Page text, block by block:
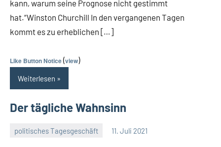
kann, warum seine Prognose nicht gestimmt
hat.“Winston Churchill In den vergangenen Tagen
kommt es zu erheblichen […]
Like Button Notice(view)
Weiterlesen
Der tägliche Wahnsinn
politisches Tagesgeschäft 11. Juli 2021
Guetti
Keine